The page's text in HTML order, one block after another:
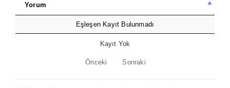
Yorum
Eşleşen Kayıt Bulunmadı
Kayıt Yok
Önceki Sonraki